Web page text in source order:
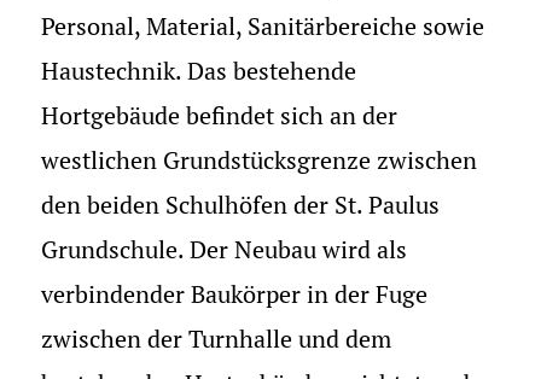
Personal, Material, Sanitärbereiche sowie
Haustechnik. Das bestehende
Hortgebäude befindet sich an der
westlichen Grundstücksgrenze zwischen
den beiden Schulhöfen der St. Paulus
Grundschule. Der Neubau wird als
verbindender Baukörper in der Fuge
zwischen der Turnhalle und dem